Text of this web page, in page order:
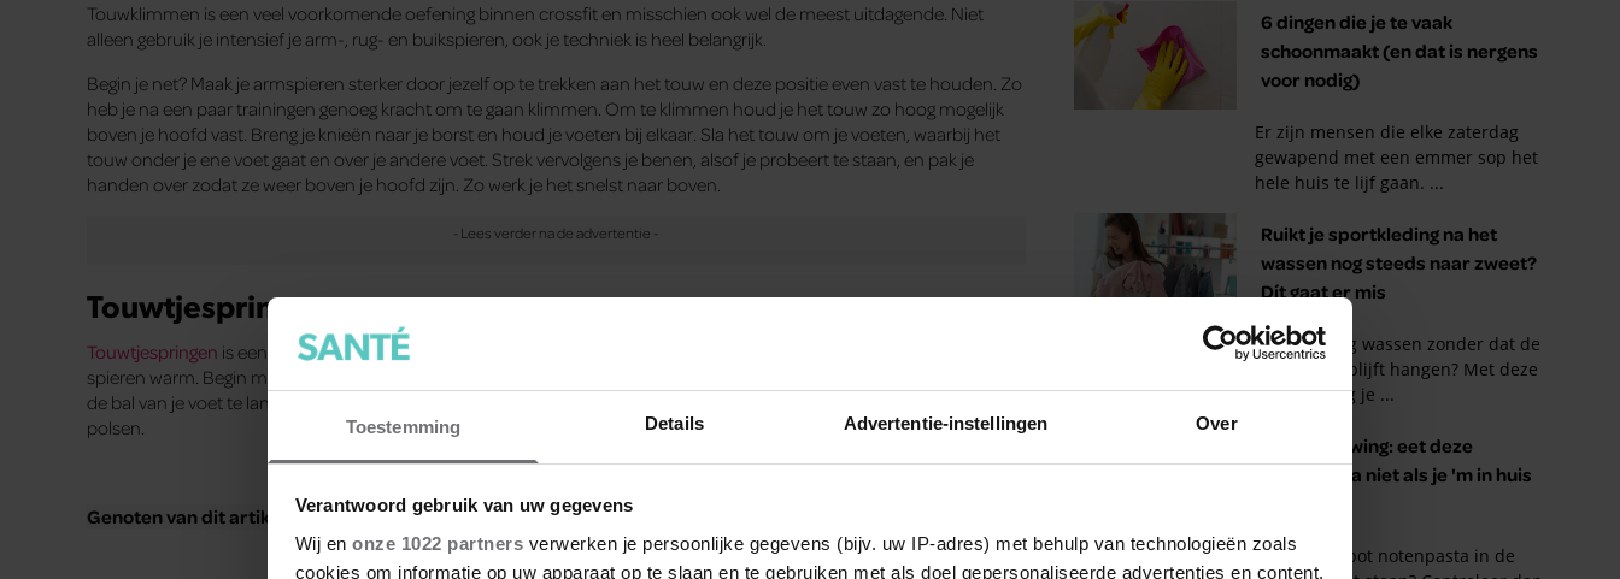
Toestemming Details Advertentie-instellingen Over
Verantwoord gebruik van uw gegevens
Wij en onze 1022 partners verwerken je persoonlijke gegevens (bijv. uw IP-adres) met behulp van technologieën zoals
cookies om informatie op uw apparaat op te slaan en te gebruiken met als doel gepersonaliseerde advertenties en content,
Touwklimmen is een veel voorkomende oefening binnen crossfit en misschien ook wel de meest uitdagende. Niet
alleen gebruik je intensief je arm-, rug- en buikspieren, ook je techniek is heel belangrijk.
Begin je net? Maak je armspieren sterker door jezelf op te trekken aan het touw en deze positie even vast te houden. Zo
heb je na een paar trainingen genoeg kracht om te gaan klimmen. Om te klimmen houd je het touw zo hoog mogelijk
boven je hoofd vast. Breng je knieën naar je borst en houd je voeten bij elkaar. Sla het touw om je voeten, waarbij het
touw onder je ene voet gaat en over je andere voet. Strek vervolgens je benen, alsof je probeert te staan, en pak je
handen over zodat ze weer boven je hoofd zijn. Zo werk je het snelst naar boven.
Touwtjespringen
Touwtjespringen is een ideale warming-up voor een fitness- of hardlooptraining. Je verhoogt je hartslag en maakt je
spieren warm. Begin met drie keer een minuut lang touwtjespringen, afgewisseld met dertig seconden rust. Probeer op
de bal van je voet te landen, waarbij je voeten zo kort mogelijk contact maken met de grond. Het touw draai je vanuit je
polsen.
Bron: Santé archief, tekst: Mara Ruijter
Genoten van dit artikel? Dit artikel stond inhet bladSanté, dat maandelijks in de winkel ligt!